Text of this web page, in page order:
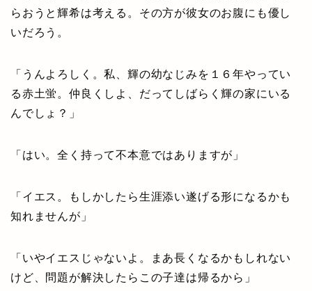
らおうと輝希は考える。その方が彼女のお腹にも優し
いだろう。
「うんよろしく。私、輝の幼なじみを１６年やってい
る赤土蛍。仲良くしよ、だってしばらく輝の家にいる
んでしょ？」
「はい。全く持って不本意ではありますが」
「イエス。もしかしたら生涯添い遂げる形になるかも
知れませんが」
「いやイエスじゃないよ。まあ長くなるかもしれない
けど、問題が解決したらこの子達は帰るから」